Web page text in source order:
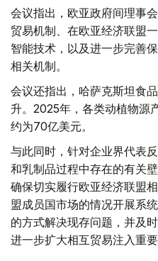
会议指出，欧亚政府间理事
贸易机制、在欧亚经济联盟
智能技术，以及进一步完善
相关机制。
会议还指出，哈萨克斯坦食
升。2025年，各类动植物源
约为70亿美元。
与此同时，针对企业界代表
和乳制品过程中存在的有关
确保切实履行欧亚经济联盟
盟成员国市场的情况开展系
的方式解决现存问题，并及
进一步扩大相互贸易注入重要